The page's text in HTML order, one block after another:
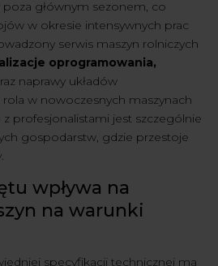
głównym sezonem, co
w okresie intensywnych prac
serwis maszyn rolniczych
oprogramowania,
naprawy układów
w nowoczesnych maszynach
z profesjonalistami jest szczególnie
gospodarstw, gdzie przestoje
wpływa na
na warunki
specyfikacji technicznej ma